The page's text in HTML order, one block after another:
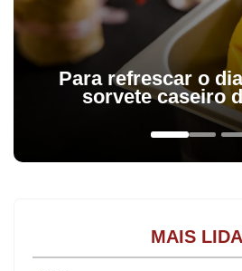
o PT fez um excelente trabalho para
recursos federais e conquistas para a
posição do prefeito, mas lamentamos”,
Chiorato admitiu que Beto já havia
oportunidades a possibilidade de
Para refrescar o
sorvete caseiro
MAIS